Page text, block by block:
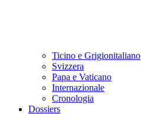
Ticino e Grigionitaliano
Svizzera
Papa e Vaticano
Internazionale
Cronologia
Dossiers